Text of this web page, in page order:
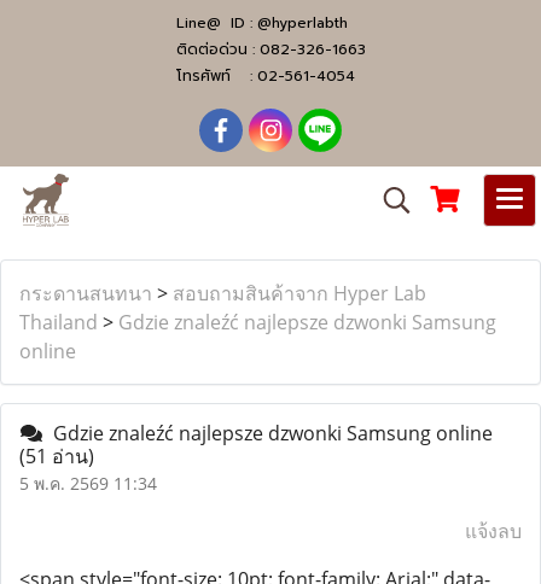
Line@ ID : @hyperlabth
ติดต่อด่วน : 082-326-1663
โทรศัพท์ : 02-561-4054
กระดานสนทนา > สอบถามสินค้าจาก Hyper Lab
Thailand > Gdzie znaleźć najlepsze dzwonki Samsung
online
Gdzie znaleźć najlepsze dzwonki Samsung online
(51 อ่าน)
5 พ.ค. 2569 11:34
แจ้งลบ